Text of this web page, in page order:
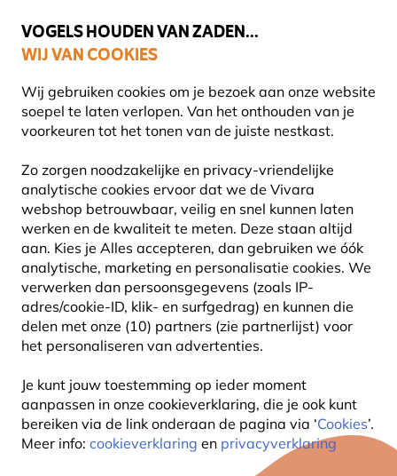
VOGELS HOUDEN VAN ZADEN...
WIJ VAN COOKIES
Wij gebruiken cookies om je bezoek aan onze website
soepel te laten verlopen. Van het onthouden van je
voorkeuren tot het tonen van de juiste nestkast.
Zo zorgen noodzakelijke en privacy-vriendelijke
analytische cookies ervoor dat we de Vivara
webshop betrouwbaar, veilig en snel kunnen laten
werken en de kwaliteit te meten. Deze staan altijd
aan. Kies je Alles accepteren, dan gebruiken we óók
analytische, marketing en personalisatie cookies. We
verwerken dan persoonsgegevens (zoals IP-
adres/cookie-ID, klik- en surfgedrag) en kunnen die
delen met onze (10) partners (zie partnerlijst) voor
het personaliseren van advertenties.
Je kunt jouw toestemming op ieder moment
aanpassen in onze cookieverklaring, die je ook kunt
bereiken via de link onderaan de pagina via ‘Cookies’.
Meer info: cookieverklaring en privacyverklaring
Uitstekend beoordeeld in 11 landen
Gratis thuisbezorgd vanaf €49
10% KORTING